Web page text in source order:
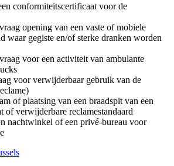
conformiteitscertificaat voor de
opening van een vaste of mobiele
waar gegiste en/of sterke dranken worden
voor een activiteit van ambulante
voor verwijderbaar gebruik van de
of plaatsing van een braadspit van een
of verwijderbare reclamestandaard
nachtwinkel of een privé-bureau voor